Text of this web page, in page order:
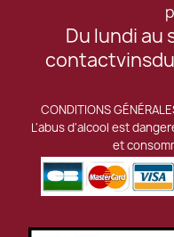
Du lundi au
CONDITIONS
L'abus d'alcool est
et